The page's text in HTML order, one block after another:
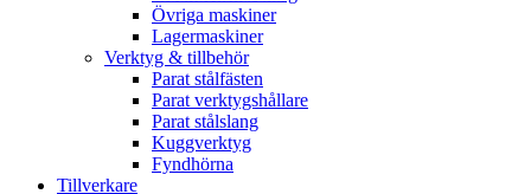
Övriga maskiner
Lagermaskiner
Verktyg & tillbehör
Parat stålfästen
Parat verktygshållare
Parat stålslang
Kuggverktyg
Fyndhörna
Tillverkare